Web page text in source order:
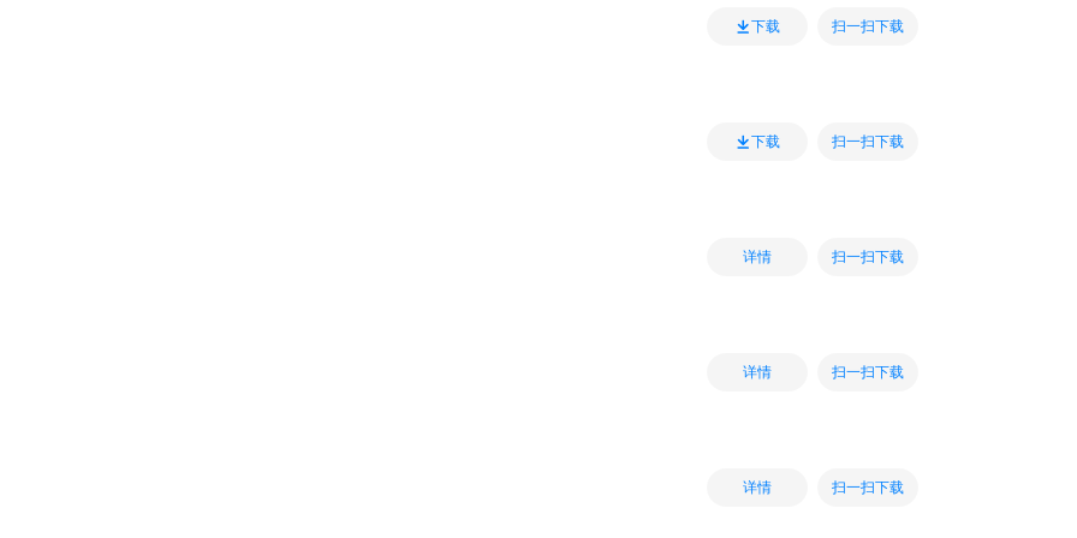
下载 扫一扫下载
下载 扫一扫下载
详情 扫一扫下载
详情 扫一扫下载
详情 扫一扫下载